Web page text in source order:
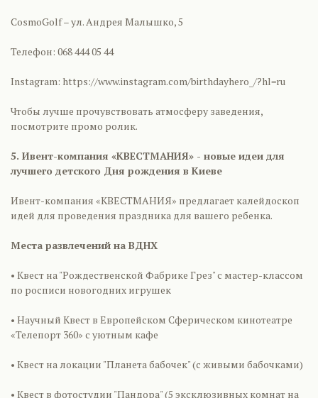
CosmoGolf – ул. Андрея Малышко, 5
Телефон: 068 444 05 44
Instagram: https://www.instagram.com/birthdayhero_/?hl=ru
Чтобы лучше прочувствовать атмосферу заведения,
посмотрите промо ролик.
5. Ивент-компания «КВЕСТМАНИЯ» - новые идеи для
лучшего детского Дня рождения в Киеве
Ивент-компания «КВЕСТМАНИЯ» предлагает калейдоскоп
идей для проведения праздника для вашего ребенка.
Места развлечений на ВДНХ
• Квест на "Рождественской Фабрике Грез" с мастер-классом
по росписи новогодних игрушек
• Научный Квест в Европейском Сферическом кинотеатре
«Телепорт 360» с уютным кафе
• Квест на локации "Планета бабочек" (с живыми бабочками)
• Квест в фотостудии "Пандора" (5 эксклюзивных комнат на